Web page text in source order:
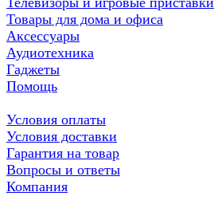
Товары для дома и офиса
Аксессуары
Аудиотехника
Гаджеты
Помощь
Условия оплаты
Условия доставки
Гарантия на товар
Вопросы и ответы
Компания